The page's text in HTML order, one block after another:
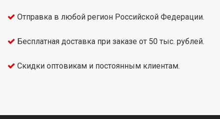
Отправка в любой регион Российской Федерации.
Бесплатная доставка при заказе от 50 тыс. рублей.
Скидки оптовикам и постоянным клиентам.